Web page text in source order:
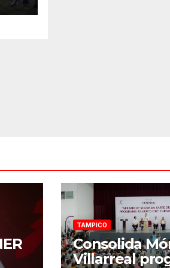
TAMPICO
Consolida
Villarreal